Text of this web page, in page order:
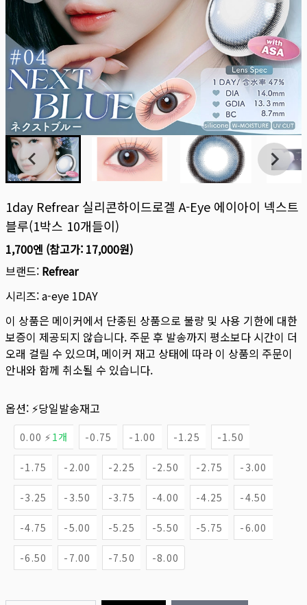
1day Refrear 실리콘하이드로겔 A-Eye 에이아이 넥스트
블루(1박스 10개들이)
1,700엔 (참고가: 17,000원)
브랜드: Refrear
시리즈:a-eye 1DAY
이 상품은 메이커에서 단종된 상품으로 불량 및 사용 기한에 대한
보증이 제공되지 않습니다. 주문 후 발송까지 평소보다 시간이 더
오래 걸릴 수 있으며, 메이커 재고 상태에 따라 이 상품의 주문이
안내와 함께 취소될 수 있습니다.
옵션: ⚡당일발송재고
0.00 ⚡ 1개 -0.75 -1.00 -1.25 -1.50
-1.75 -2.00 -2.25 -2.50 -2.75 -3.00
-3.25 -3.50 -3.75 -4.00 -4.25 -4.50
-4.75 -5.00 -5.25 -5.50 -5.75 -6.00
-6.50 -7.00 -7.50 -8.00